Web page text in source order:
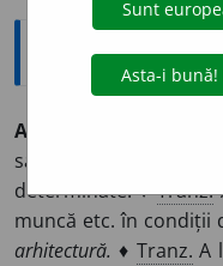
Explicative
ANGAJ
sau a se încadra
determinate. ♦Tranz.
muncă etc. în condiții
arhitectură. ♦ Tranz. A